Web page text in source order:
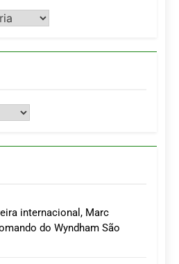
internacional, Marc
do Wyndham São